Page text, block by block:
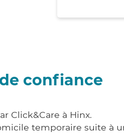
confiance
Click&Care à Hinx.
temporaire suite à